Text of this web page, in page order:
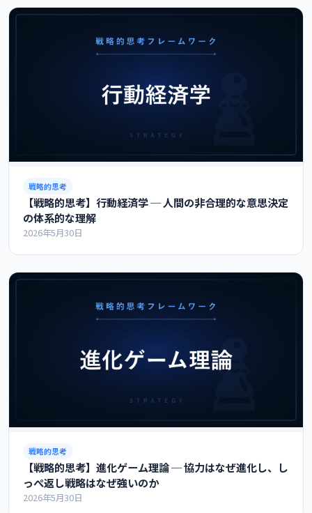
戦略的思考
【戦略的思考】行動経済学 ─ 人間の非合理的な意思決定
の体系的な理解
2026年5月30日
戦略的思考
【戦略的思考】進化ゲーム理論 ─ 協力はなぜ進化し、し
っぺ返し戦略はなぜ強いのか
2026年5月30日